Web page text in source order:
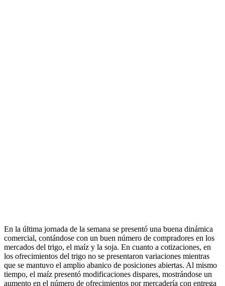
En la última jornada de la semana se presentó una buena dinámica
comercial, contándose con un buen número de compradores en los
mercados del trigo, el maíz y la soja. En cuanto a cotizaciones, en
los ofrecimientos del trigo no se presentaron variaciones mientras
que se mantuvo el amplio abanico de posiciones abiertas. Al mismo
tiempo, el maíz presentó modificaciones dispares, mostrándose un
aumento en el número de ofrecimientos por mercadería con entrega